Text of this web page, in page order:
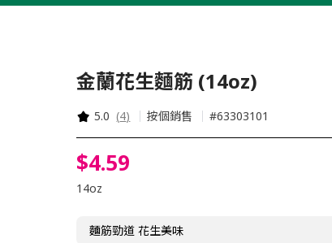
金蘭花生麵筋 (14oz)
5.0 (4) 按個銷售 #63303101
$4.59
14oz
麵筋勁道 花生美味